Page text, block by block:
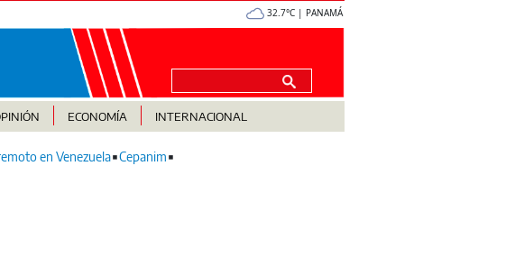
32.7°C | PANAMÁ
ECONOMÍA INTERNACIONAL
en Venezuela Cepanim